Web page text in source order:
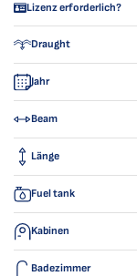
Lizenz erforderlich?
Draught
Jahr
Beam
Länge
Fuel tank
Kabinen
Badezimmer